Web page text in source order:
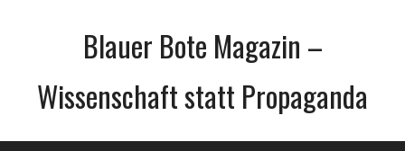
Blauer Bote Magazin –
Wissenschaft statt Propaganda